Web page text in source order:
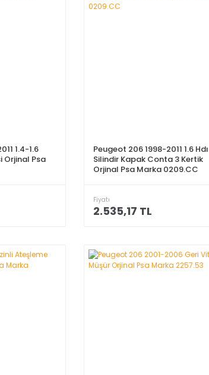
1.4-1.6
Orjinal Psa
Peugeot 206 1998-2011 1.6 Hdı
Silindir Kapak Conta 3 Kertik
Orjinal Psa Marka 0209.CC
Fiyatı
2.535,17 TL